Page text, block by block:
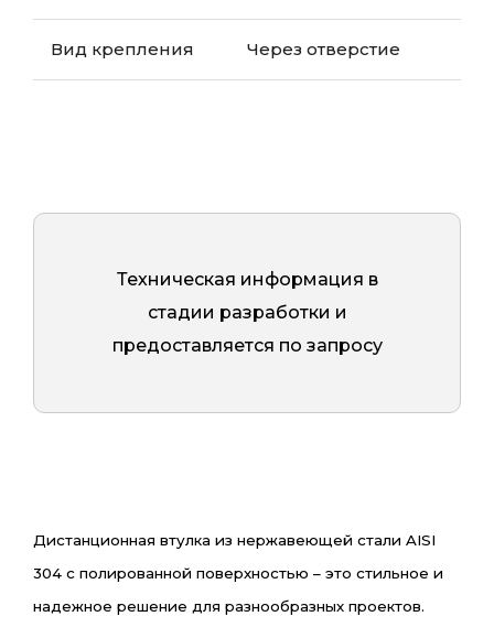
Вид крепления Через отверстие
Техническая информация в
стадии разработки и
предоставляется по запросу
Дистанционная втулка из нержавеющей стали AISI
304 с полированной поверхностью – это стильное и
надежное решение для разнообразных проектов.